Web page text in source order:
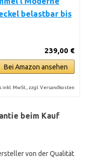
belastbar bis
239,00 €
Bei Amazon ansehen
inkl. MwSt., zzgl. Versandkosten
beim Kauf
von der Qualität